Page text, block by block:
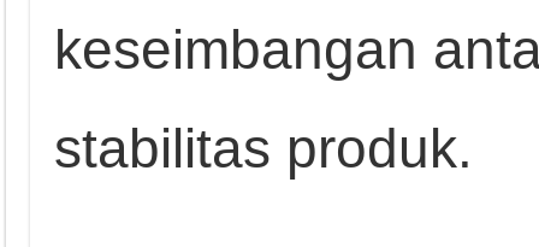
keseimbangan
stabilitas produk.